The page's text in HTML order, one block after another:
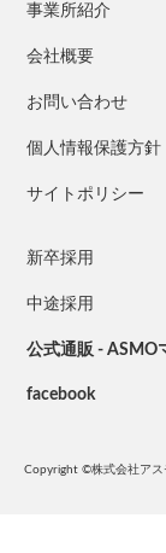
事業所紹介
会社概要
お問い合わせ
個人情報保護方針
サイトポリシー
新卒採用
中途採用
公式通販 - ASMO
facebook
Copyright ©株式会社アス